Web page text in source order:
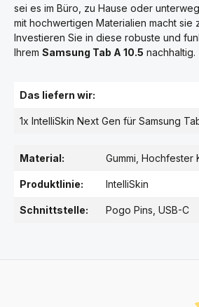
sei es im Büro, zu Hause oder
mit hochwertigen Materialien macht
Investieren Sie in diese robuste und
Ihrem Samsung Tab A 10.5 nachhaltig.
Das liefern wir:
1x IntelliSkin Next Gen für Samsung
Material: Gummi , Hochfester
Produktlinie: IntelliSkin
Schnittstelle: Pogo Pins , USB-C